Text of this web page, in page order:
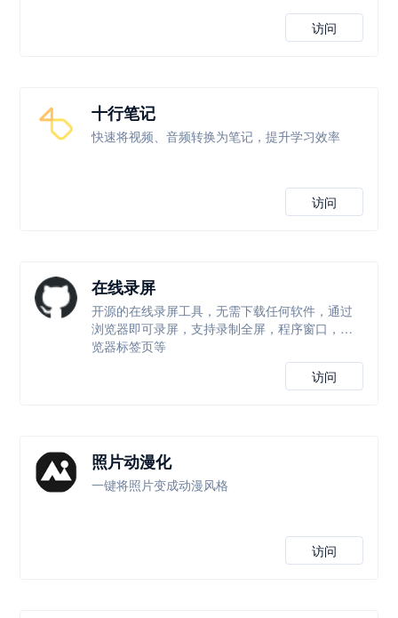
访问
十行笔记
快速将视频、音频转换为笔记，提升学习效率
访问
在线录屏
开源的在线录屏工具，无需下载任何软件，通过
浏览器即可录屏，支持录制全屏，程序窗口，浏
览器标签页等
访问
照片动漫化
一键将照片变成动漫风格
访问